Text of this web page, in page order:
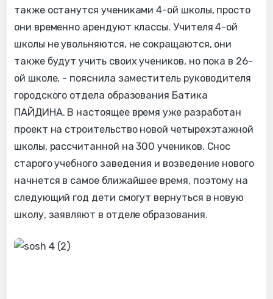
также останутся учениками 4-ой школы, просто
они временно арендуют классы. Учителя 4-ой
школы не увольняются, не сокращаются, они
также будут учить своих учеников, но пока в 26-
ой школе, - пояснила заместитель руководителя
городского отдела образования Батика
ПАЙДИНА. В настоящее время уже разработан
проект на строительство новой четырехэтажной
школы, рассчитанной на 300 учеников. Снос
старого учебного заведения и возведение нового
начнется в самое ближайшее время, поэтому на
следующий год дети смогут вернуться в новую
школу, заявляют в отделе образования.